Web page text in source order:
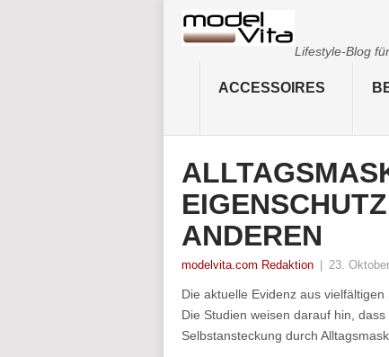
Lifestyle-Blog
ACCESSOIRES
ANDEREN
modelvita.com Redaktion 23.
Die aktuelle Evidenz aus
Die Studien weisen darauf hin,
Selbstansteckung durch